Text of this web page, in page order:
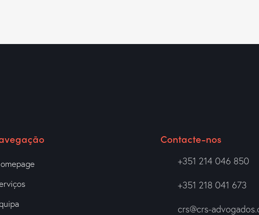
Contacte-nos
+351 214 046 850
+351 218 041 673
crs@crs-